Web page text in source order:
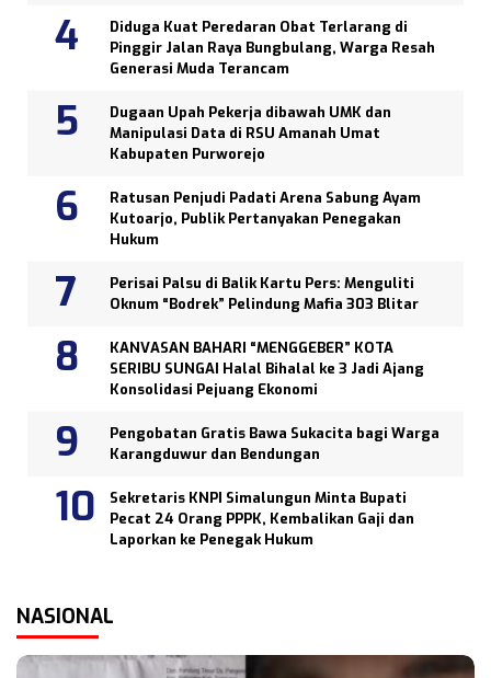
Diduga Kuat Peredaran Obat Terlarang di
Pinggir Jalan Raya Bungbulang, Warga Resah
Generasi Muda Terancam
Dugaan Upah Pekerja dibawah UMK dan
Manipulasi Data di RSU Amanah Umat
Kabupaten Purworejo
Ratusan Penjudi Padati Arena Sabung Ayam
Kutoarjo, Publik Pertanyakan Penegakan
Hukum
Perisai Palsu di Balik Kartu Pers: Menguliti
Oknum “Bodrek” Pelindung Mafia 303 Blitar
KANVASAN BAHARI “MENGGEBER” KOTA
SERIBU SUNGAI Halal Bihalal ke 3 Jadi Ajang
Konsolidasi Pejuang Ekonomi
Pengobatan Gratis Bawa Sukacita bagi Warga
Karangduwur dan Bendungan
Sekretaris KNPI Simalungun Minta Bupati
Pecat 24 Orang PPPK, Kembalikan Gaji dan
Laporkan ke Penegak Hukum
NASIONAL